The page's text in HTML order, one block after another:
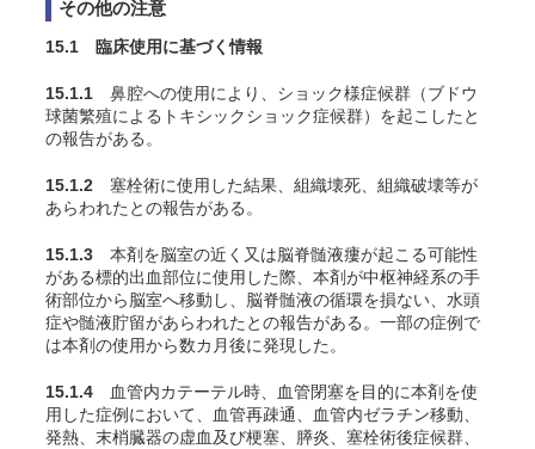
その他の注意
15.1 臨床使用に基づく情報
15.1.1 鼻腔への使用により、ショック様症候群（ブドウ
球菌繁殖によるトキシックショック症候群）を起こしたと
の報告がある。
15.1.2 塞栓術に使用した結果、組織壊死、組織破壊等が
あらわれたとの報告がある。
15.1.3 本剤を脳室の近く又は脳脊髄液瘻が起こる可能性
がある標的出血部位に使用した際、本剤が中枢神経系の手
術部位から脳室へ移動し、脳脊髄液の循環を損ない、水頭
症や髄液貯留があらわれたとの報告がある。一部の症例で
は本剤の使用から数カ月後に発現した。
15.1.4 血管内カテーテル時、血管閉塞を目的に本剤を使
用した症例において、血管再疎通、血管内ゼラチン移動、
発熱、末梢臓器の虚血及び梗塞、膵炎、塞栓術後症候群、